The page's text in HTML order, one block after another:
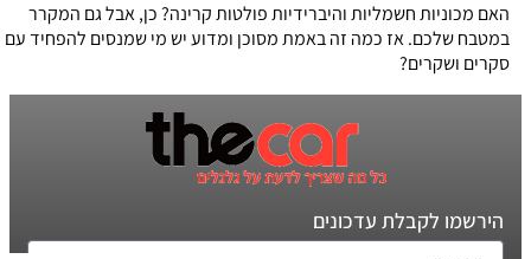
האם מכוניות חשמליות והיברידיות פולטות קרינה? כן, אבל גם המקרר
במטבח שלכם. אז כמה זה באמת מסוכן ומדוע יש מי שמנסים להפחיד עם
סקרים ושקרים?
הירשמו לקבלת עדכונים